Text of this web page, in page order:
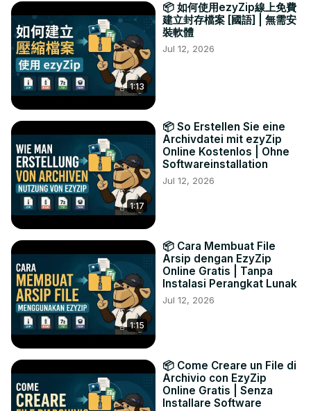
1:13
📦 如何使用ezyZip線上免費
建立封存檔案 [國語] | 無需安
裝軟體
Jul 12, 2026
1:17
📦 So Erstellen Sie eine
Archivdatei mit ezyZip
Online Kostenlos | Ohne
Softwareinstallation
Jul 12, 2026
1:15
📦 Cara Membuat File
Arsip dengan EzyZip
Online Gratis | Tanpa
Instalasi Perangkat Lunak
Jul 12, 2026
📦 Come Creare un File di
Archivio con EzyZip
Online Gratis | Senza
Installare Software